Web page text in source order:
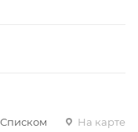
Списком На карте